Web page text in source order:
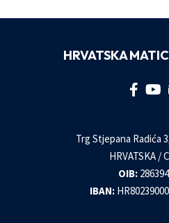
HRVATSKA
Trg Stjepana Radića
HRVATSKA /
OIB:
IBAN: